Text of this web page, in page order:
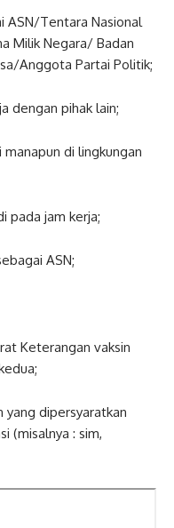
ASN/Tentara Nasional
Milik Negara/ Badan
Anggota Partai Politik;
dengan pihak lain;
di lingkungan
pada jam kerja;
ASN;
Keterangan vaksin
yang dipersyaratkan
(misalnya : sim,